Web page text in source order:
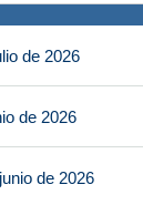
de 2026
de 2026
de 2026